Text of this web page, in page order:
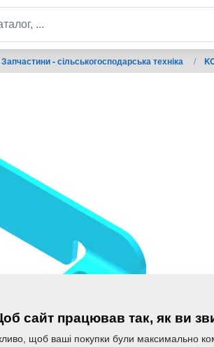
Запчастини - сільськогосподарська техніка /
сайт працював так, як ви
щоб ваші покупки були максимально